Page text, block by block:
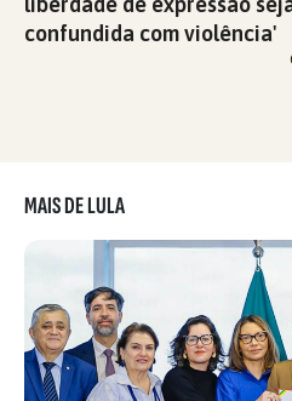
confundida com violência'
MAIS DE LULA